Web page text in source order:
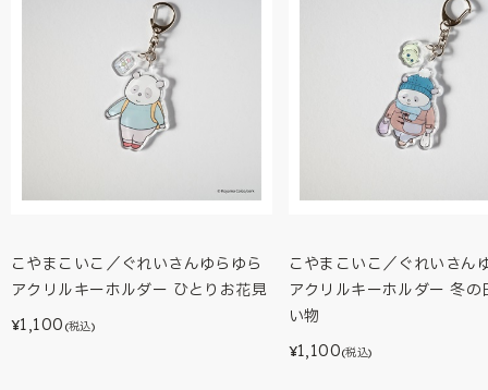
こやまこいこ／ぐれいさんゆらゆら
アクリルキーホルダー ひとりお花見
¥1,100 (税込)
こやまこいこ／ぐれいさん
アクリルキーホルダー 冬の
い物
¥1,100(税込)